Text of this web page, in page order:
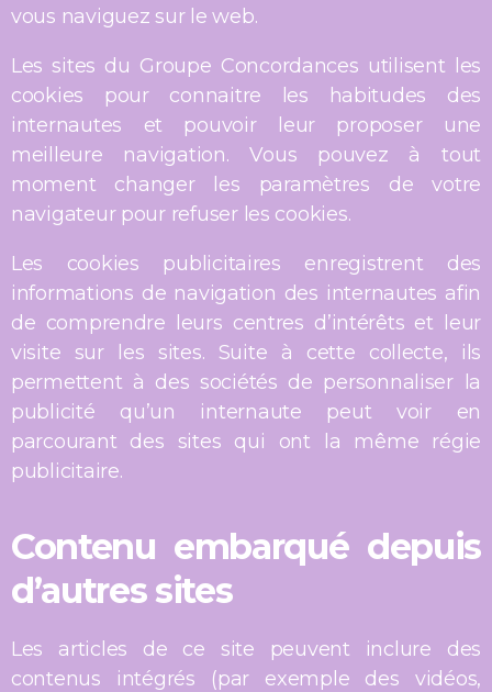
vous naviguez sur le web.
Les sites du Groupe Concordances utilisent les
cookies pour connaitre les habitudes des
internautes et pouvoir leur proposer une
meilleure navigation. Vous pouvez à tout
moment changer les paramètres de votre
navigateur pour refuser les cookies.
Les cookies publicitaires enregistrent des
informations de navigation des internautes afin
de comprendre leurs centres d’intérêts et leur
visite sur les sites. Suite à cette collecte, ils
permettent à des sociétés de personnaliser la
publicité qu’un internaute peut voir en
parcourant des sites qui ont la même régie
publicitaire.
Contenu embarqué depuis
d’autres sites
Les articles de ce site peuvent inclure des
contenus intégrés (par exemple des vidéos,